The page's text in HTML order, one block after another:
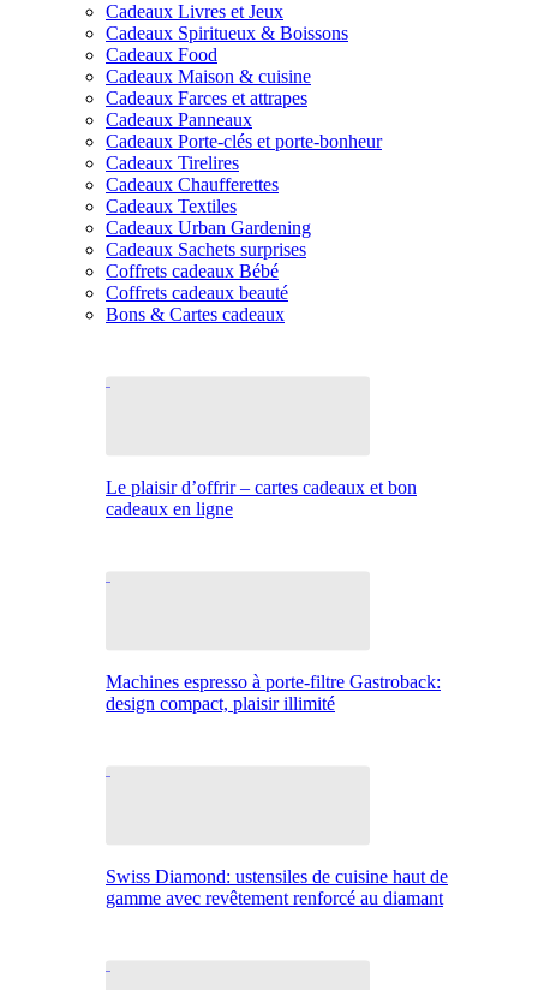
Cadeaux Livres et Jeux
Cadeaux Spiritueux & Boissons
Cadeaux Food
Cadeaux Maison & cuisine
Cadeaux Farces et attrapes
Cadeaux Panneaux
Cadeaux Porte-clés et porte-bonheur
Cadeaux Tirelires
Cadeaux Chaufferettes
Cadeaux Textiles
Cadeaux Urban Gardening
Cadeaux Sachets surprises
Coffrets cadeaux Bébé
Coffrets cadeaux beauté
Bons & Cartes cadeaux
Le plaisir d’offrir – cartes cadeaux et bon
cadeaux en ligne
Machines espresso à porte-filtre Gastroback:
design compact, plaisir illimité
Swiss Diamond: ustensiles de cuisine haut de
gamme avec revêtement renforcé au diamant